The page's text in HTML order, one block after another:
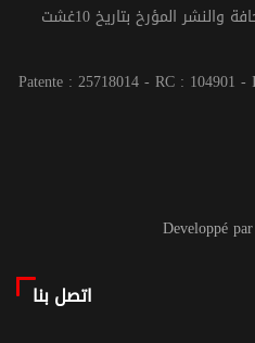
الإيداع القانوني طبقا لقانون الصحافة والنشر المؤرخ بتاريخ 10غشت
Patente : 25718014 - RC : 104901
Developpé
اتصل بنا